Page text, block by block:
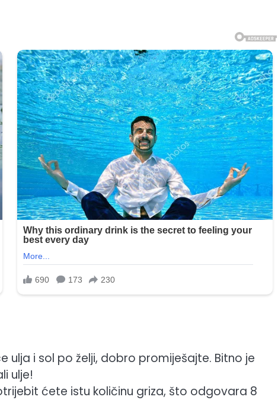
i sol po želji, dobro promiješajte. Bitno je
ulje!
ćete istu količinu griza, što odgovara 8